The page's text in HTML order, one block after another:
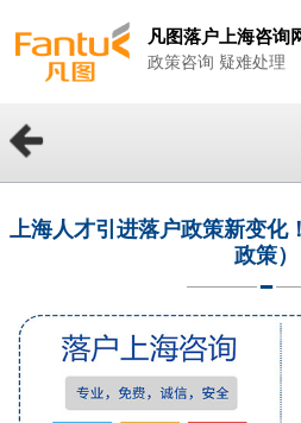
凡图落户上海咨询
政策咨询 疑难处理
上海人才引进落户政策新变化
政策）